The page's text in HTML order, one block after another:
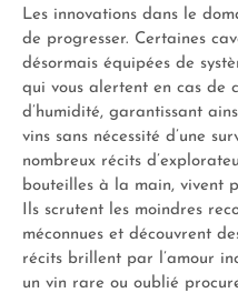
Les innovations dans le
de progresser. Certaines
désormais équipées de
qui vous alertent en cas de
d’humidité, garantissant
vins sans nécessité d’une
nombreux récits
bouteilles à la main, vivent
Ils scrutent les moindres
méconnues et découvrent
récits brillent par l’amour
un vin rare ou oublié